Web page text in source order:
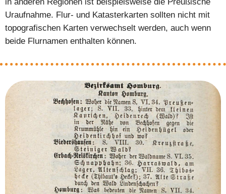
Uraufnahme. Flur- und Katasterkarten sollten nicht mit
topografischen Karten verwechselt werden, auch wenn
beide Flurnamen enthalten können.